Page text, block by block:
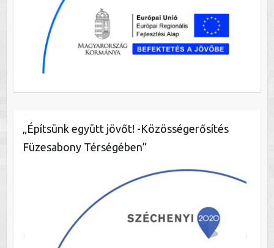
„Építsünk együtt jövőt! -Közösségerősítés
Füzesabony Térségében”